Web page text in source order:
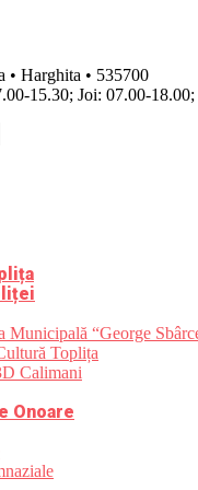
• Harghita • 535700
15.30; Joi: 07.00-
Municipală “George
Toplița
Calimani
Onoare